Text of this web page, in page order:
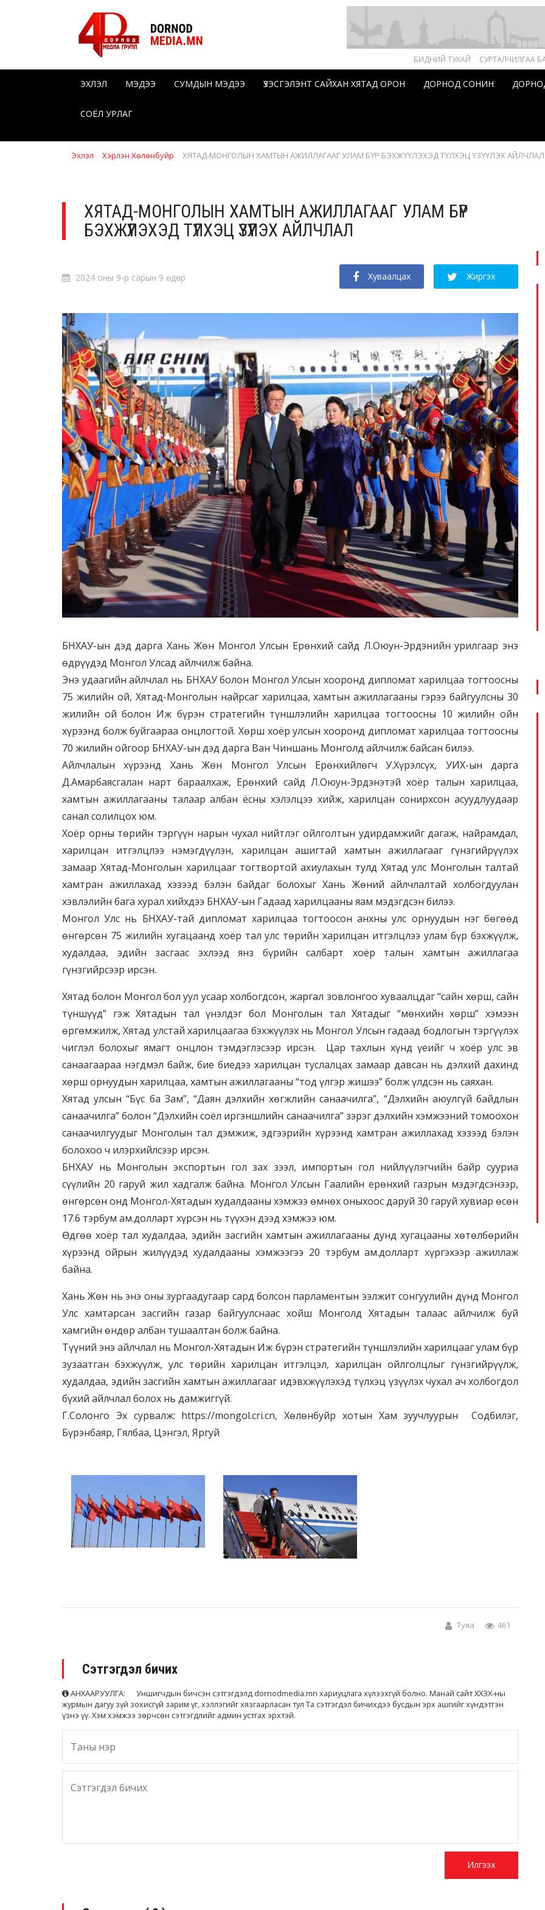
БИДНИЙ ТУХАЙ СУРТАЛЧИЛГАА
ЭХЛЭЛ МЭДЭЭ СУМДЫН МЭДЭЭ ҮЗЭСГЭЛЭНТ САЙХАН ХЯТАД ОРОН ДОРНОД СОНИН
СОЁЛ УРЛАГ
Эхлэл Хэрлэн Хөлөнбуйр ХЯТАД-МОНГОЛЫН ХАМТЫН АЖИЛЛАГААГ УЛАМ БҮР БЭХЖҮҮЛЭХЭД ТҮЛХЭЦ ҮЗҮҮЛЭХ АЙЛЧЛАЛ
ХЯТАД-МОНГОЛЫН ХАМТЫН АЖИЛЛАГААГ УЛАМ БҮР
БЭХЖҮҮЛЭХЭД ТҮЛХЭЦ ҮЗҮҮЛЭХ АЙЛЧЛАЛ
2024 оны 9-р сарын 9 өдөр Хуваалцах Жиргэх
БНХАУ-ын дэд дарга Хань Жөн Монгол Улсын Ерөнхий сайд Л.Оюун-Эрдэнийн урилгаар энэ
өдрүүдэд Монгол Улсад айлчилж байна.
Энэ удаагийн айлчлал нь БНХАУ болон Монгол Улсын хооронд дипломат харилцаа тогтоосны
75 жилийн ой, Хятад-Монголын найрсаг харилцаа, хамтын ажиллагааны гэрээ байгуулсны 30
жилийн ой болон Иж бүрэн стратегийн түншлэлийн харилцаа тогтоосны 10 жилийн ойн
хүрээнд болж буйгаараа онцлогтой. Хөрш хоёр улсын хооронд дипломат харилцаа тогтоосны
70 жилийн ойгоор БНХАУ-ын дэд дарга Ван Чиншань Монголд айлчилж байсан билээ.
Айлчлалын хүрээнд Хань Жөн Монгол Улсын Ерөнхийлөгч У.Хүрэлсүх, УИХ-ын дарга
Д.Амарбаясгалан нарт бараалхаж, Ерөнхий сайд Л.Оюун-Эрдэнэтэй хоёр талын харилцаа,
хамтын ажиллагааны талаар албан ёсны хэлэлцээ хийж, харилцан сонирхсон асуудлуудаар
санал солилцох юм.
Хоёр орны төрийн тэргүүн нарын чухал нийтлэг ойлголтын удирдамжийг дагаж, найрамдал,
харилцан итгэлцлээ нэмэгдүүлэн, харилцан ашигтай хамтын ажиллагааг гүнзгийрүүлэх
замаар Хятад-Монголын харилцааг тогтвортой ахиулахын тулд Хятад улс Монголын талтай
хамтран ажиллахад хэзээд бэлэн байдаг болохыг Хань Жөний айлчлалтай холбогдуулан
хэвлэлийн бага хурал хийхдээ БНХАУ-ын Гадаад харилцааны яам мэдэгдсэн билээ.
Монгол Улс нь БНХАУ-тай дипломат харилцаа тогтоосон анхны улс орнуудын нэг бөгөөд
өнгөрсөн 75 жилийн хугацаанд хоёр тал улс төрийн харилцан итгэлцлээ улам бүр бэхжүүлж,
худалдаа, эдийн засгаас эхлээд янз бүрийн салбарт хоёр талын хамтын ажиллагаа
гүнзгийрсээр ирсэн.
Хятад болон Монгол бол уул усаар холбогдсон, жаргал зовлонгоо хуваалцдаг “сайн хөрш, сайн
түншүүд” гэж Хятадын тал үнэлдэг бол Монголын тал Хятадыг “мөнхийн хөрш” хэмээн
өргөмжилж, Хятад улстай харилцаагаа бэхжүүлэх нь Монгол Улсын гадаад бодлогын тэргүүлэх
чиглэл болохыг ямагт онцлон тэмдэглэсээр ирсэн. Цар тахлын хүнд үеийг ч хоёр улс эв
санаагаараа нэгдмэл байж, бие биедээ харилцан туслалцах замаар давсан нь дэлхий дахинд
хөрш орнуудын харилцаа, хамтын ажиллагааны “тод үлгэр жишээ” болж үлдсэн нь саяхан.
Хятад улсын “Бүс ба Зам”, “Даян дэлхийн хөгжлийн санаачилга”, “Дэлхийн аюулгүй байдлын
санаачилга” болон “Дэлхийн соёл иргэншлийн санаачилга” зэрэг дэлхийн хэмжээний томоохон
санаачилгуудыг Монголын тал дэмжиж, эдгээрийн хүрээнд хамтран ажиллахад хэзээд бэлэн
болохоо ч илэрхийлсээр ирсэн.
БНХАУ нь Монголын экспортын гол зах зээл, импортын гол нийлүүлэгчийн байр сууриа
сүүлийн 20 гаруй жил хадгалж байна. Монгол Улсын Гаалийн ерөнхий газрын мэдэгдсэнээр,
өнгөрсөн онд Монгол-Хятадын худалдааны хэмжээ өмнөх оныхоос даруй 30 гаруй хувиар өсөн
17.6 тэрбум ам.долларт хүрсэн нь түүхэн дээд хэмжээ юм.
Өдгөө хоёр тал худалдаа, эдийн засгийн хамтын ажиллагааны дунд хугацааны хөтөлбөрийн
хүрээнд ойрын жилүүдэд худалдааны хэмжээгээ 20 тэрбум ам.долларт хүргэхээр ажиллаж
байна.
Хань Жөн нь энэ оны зургаадугаар сард болсон парламентын ээлжит сонгуулийн дүнд Монгол
Улс хамтарсан засгийн газар байгуулснаас хойш Монголд Хятадын талаас айлчилж буй
хамгийн өндөр албан тушаалтан болж байна.
Түүний энэ айлчлал нь Монгол-Хятадын Иж бүрэн стратегийн түншлэлийн харилцааг улам бүр
зузаатган бэхжүүлж, улс төрийн харилцан итгэлцэл, харилцан ойлголцлыг гүнзгийрүүлж,
худалдаа, эдийн засгийн хамтын ажиллагааг идэвхжүүлэхэд түлхэц үзүүлэх чухал ач холбогдол
бүхий айлчлал болох нь дамжиггүй.
Г.Солонго Эх сурвалж: https://mongol.cri.cn, Хөлөнбуйр хотын Хам зуучлуурын Содбилэг,
Бүрэнбаяр, Гялбаа, Цэнгэл, Яргуй
Туяа 461
Сэтгэгдэл бичих
АНХААРУУЛГА: Уншигчдын бичсэн сэтгэгдэлд dornodmedia.mn хариуцлага хүлээхгүй болно. Манай сайт ХХЗХ-ны
журмын дагуу зүй зохисгүй зарим үг, хэллэгийг хязгаарласан тул Та сэтгэгдэл бичихдээ бусдын эрх ашгийг хүндэтгэн
үзнэ үү. Хэм хэмжээ зөрчсөн сэтгэгдлийг админ устгах эрхтэй.